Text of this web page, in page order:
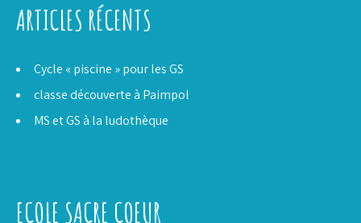
ARTICLES RÉCENTS
Cycle « piscine » pour les GS
classe découverte à Paimpol
MS et GS à la ludothèque
ECOLE SACRE COEUR